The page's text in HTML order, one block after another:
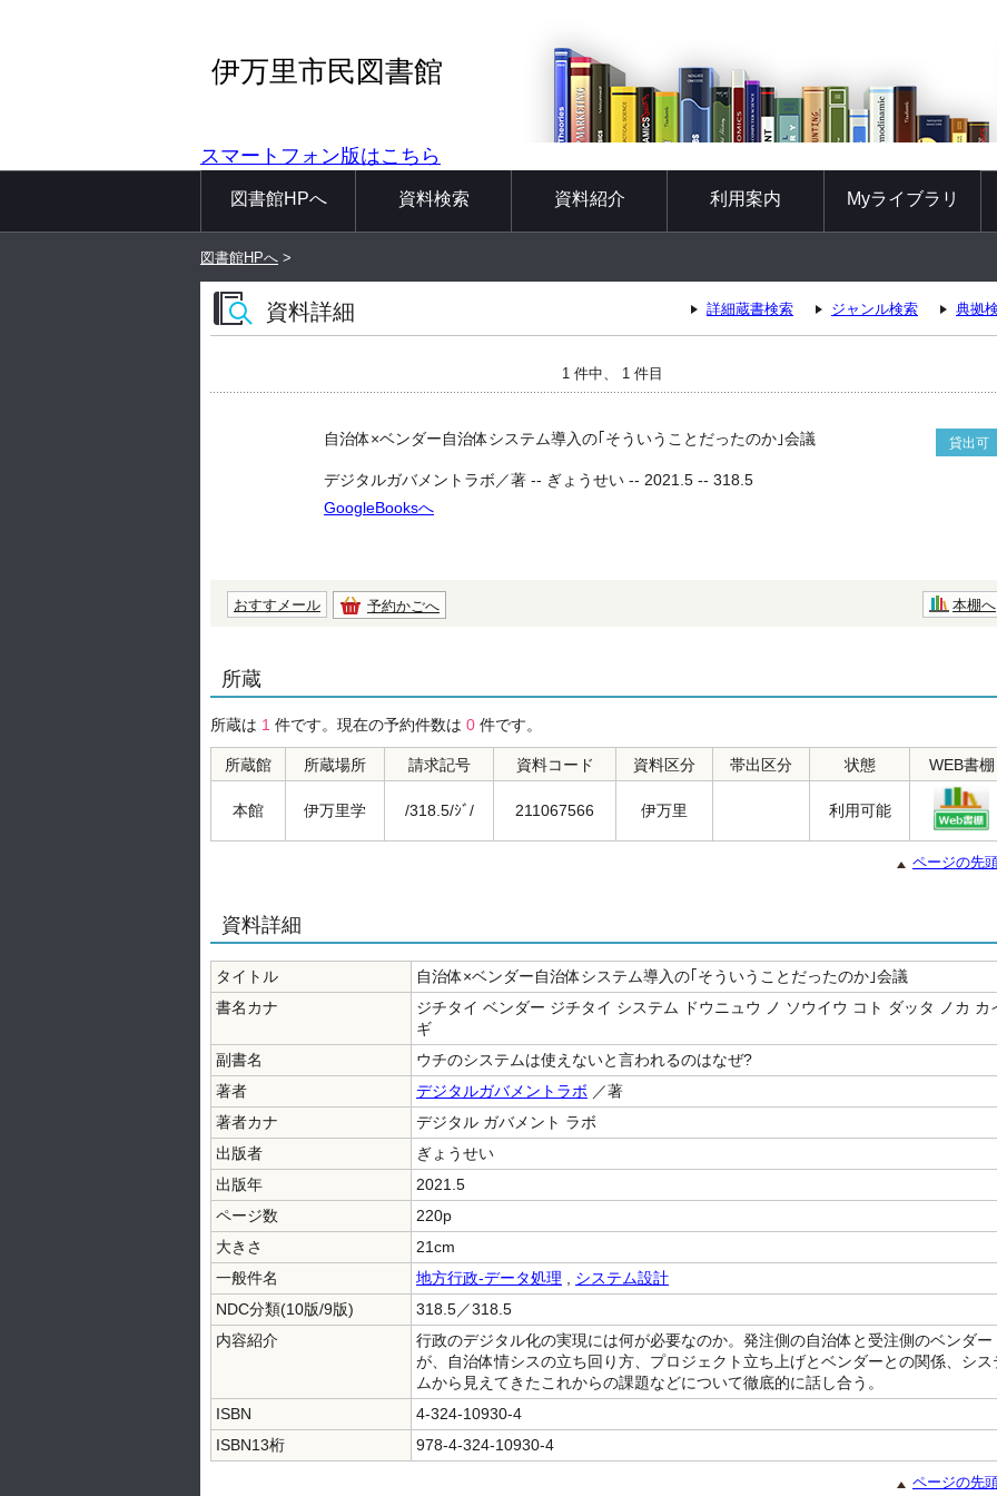
伊万里市民図書館
スマートフォン版はこちら
図書館HPへ 資料検索 資料紹介 利用案内 Myライブラリ
図書館HPへ >
資料詳細 詳細蔵書検索 ジャンル検索 典拠
1 件中、 1 件目
自治体×ベンダー自治体システム導入の｢そういうことだったのか｣会議 貸出可
デジタルガバメントラボ／著 -- ぎょうせい -- 2021.5 -- 318.5
GoogleBooksへ
おすすメール 予約かごへ 本棚へ
所蔵
所蔵は 1 件です。現在の予約件数は 0 件です。
所蔵館 所蔵場所 請求記号 資料コード 資料区分 帯出区分 状態 WEB書棚
本館 伊万里学 /318.5/ｼﾞ/ 211067566 伊万里 利用可能
ページの先
資料詳細
タイトル
自治体×ベンダー自治体システム導入の｢そういうことだったのか｣会議
書名カナ
ジチタイ ベンダー ジチタイ システム ドウニュウ ノ ソウイウ コト ダッタ ノカ カ
ギ
副書名
ウチのシステムは使えないと言われるのはなぜ?
著者
デジタルガバメントラボ ／著
著者カナ
デジタル ガバメント ラボ
出版者
ぎょうせい
出版年
2021.5
ページ数
220p
大きさ
21cm
一般件名
地方行政-データ処理
システム設計
NDC分類(10版/9版)
318.5／318.5
内容紹介
行政のデジタル化の実現には何が必要なのか。発注側の自治体と受注側のベンダー
が、自治体情シスの立ち回り方、プロジェクト立ち上げとベンダーとの関係、シス
ムから見えてきたこれからの課題などについて徹底的に話し合う。
ISBN
4-324-10930-4
ISBN13桁
978-4-324-10930-4
ページの先